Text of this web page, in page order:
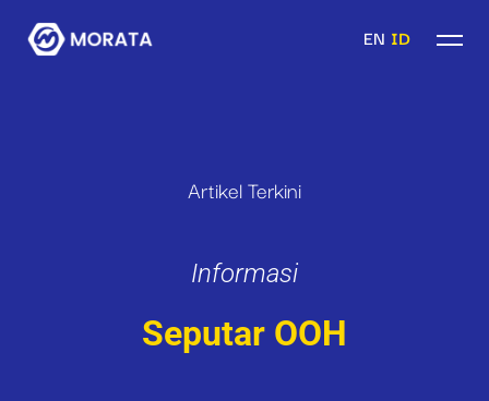
EN ID
Artikel Terkini
Informasi
Seputar OOH